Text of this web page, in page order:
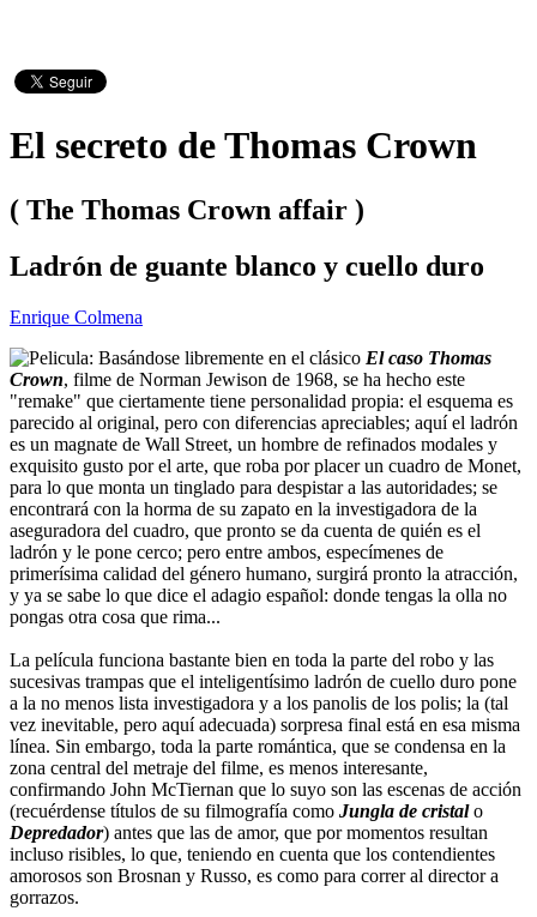
El secreto de Thomas Crown
( The Thomas Crown affair )
Ladrón de guante blanco y cuello duro
Enrique Colmena
Basándose libremente en el clásico El caso Thomas
Crown, filme de Norman Jewison de 1968, se ha hecho este
"remake" que ciertamente tiene personalidad propia: el esquema es
parecido al original, pero con diferencias apreciables; aquí el ladrón
es un magnate de Wall Street, un hombre de refinados modales y
exquisito gusto por el arte, que roba por placer un cuadro de Monet,
para lo que monta un tinglado para despistar a las autoridades; se
encontrará con la horma de su zapato en la investigadora de la
aseguradora del cuadro, que pronto se da cuenta de quién es el
ladrón y le pone cerco; pero entre ambos, especímenes de
primerísima calidad del género humano, surgirá pronto la atracción,
y ya se sabe lo que dice el adagio español: donde tengas la olla no
pongas otra cosa que rima...
La película funciona bastante bien en toda la parte del robo y las
sucesivas trampas que el inteligentísimo ladrón de cuello duro pone
a la no menos lista investigadora y a los panolis de los polis; la (tal
vez inevitable, pero aquí adecuada) sorpresa final está en esa misma
línea. Sin embargo, toda la parte romántica, que se condensa en la
zona central del metraje del filme, es menos interesante,
confirmando John McTiernan que lo suyo son las escenas de acción
(recuérdense títulos de su filmografía como Jungla de cristalo
Depredador) antes que las de amor, que por momentos resultan
incluso risibles, lo que, teniendo en cuenta que los contendientes
amorosos son Brosnan y Russo, es como para correr al director a
gorrazos.